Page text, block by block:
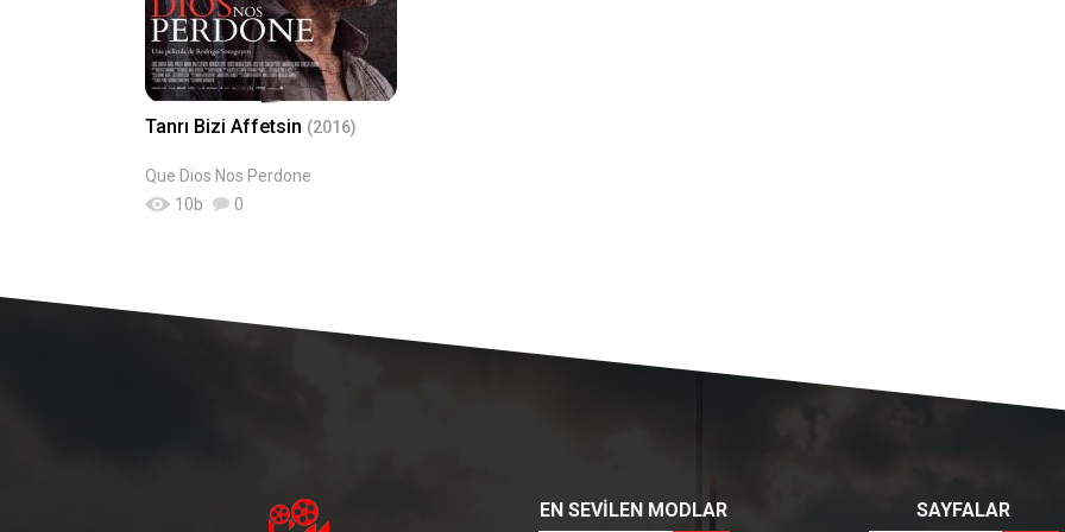
Tanrı Bizi Affetsin (2016)
Que Dios Nos Perdone
10b 0
EN SEVİLEN MODLAR SAYFALAR